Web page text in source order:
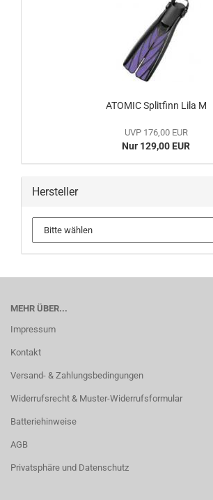
ATOMIC Splitfinn Lila M
UVP 176,00 EUR
Nur 129,00 EUR
Hersteller
MEHR ÜBER...
Impressum
Kontakt
Versand- & Zahlungsbedingungen
Widerrufsrecht & Muster-Widerrufsformular
Batteriehinweise
AGB
Privatsphäre und Datenschutz